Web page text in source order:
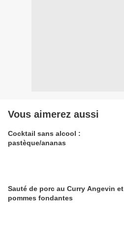
Vous aimerez aussi
Cocktail sans alcool :
pastèque/ananas
Sauté de porc au Curry Angevin et
pommes fondantes